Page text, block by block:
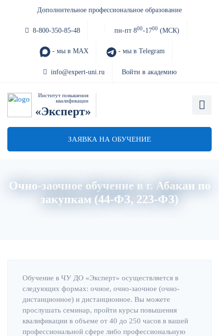
Дополнительное профессиональное образование
8-800-350-85-48 пн-пт 800-1700 (МСК)
- мы в MAX - мы в Telegram
info@expert-uni.ru Войти в академию
Институт повышения
квалификации
«Эксперт»
ЗАЯВКА НА ОБУЧЕНИЕ
Очно-заочное обучение в г. Абакан по
закупкам (44-ФЗ, 223-ФЗ)
Обучение в ЧУ ДО «Эксперт» осуществляется в
следующих формах: очное, очно-заочное (очно-
дистанционное) и дистанционное. Вы можете
прослушать семинар, пройти курсы повышения
квалификации в объеме от 40 до 250 часов в вашей
профессиональной сфере либо профессиональную